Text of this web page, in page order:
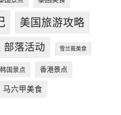
美国旅游攻略
部落活动 雪兰莪美食
韩国景点 香港景点
马六甲美食